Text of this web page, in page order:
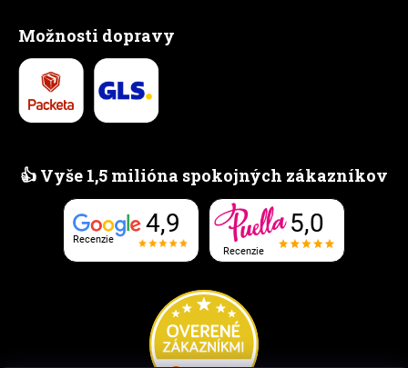
Možnosti dopravy
👍 Vyše 1,5 milióna spokojných zákazníkov
Recenzie
4,9
Recenzie
5,0